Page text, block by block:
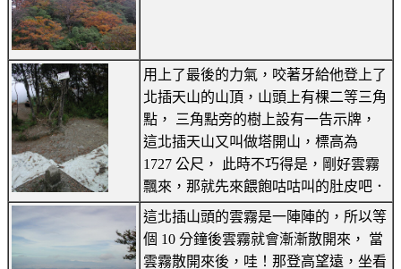
用上了最後的力氣，咬著牙給他登上了
北插天山的山頂，山頭上有棵二等三角
點， 三角點旁的樹上設有一告示牌，
這北插天山又叫做塔開山，標高為
1727 公尺， 此時不巧得是，剛好雲霧
飄來，那就先來餵飽咕咕叫的肚皮吧．
這北插山頭的雲霧是一陣陣的，所以等
個 10 分鐘後雲霧就會漸漸散開來， 當
雲霧散開來後，哇！那登高望遠，坐看